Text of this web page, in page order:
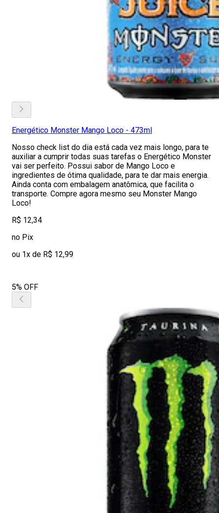
Energético Monster Mango Loco - 473ml
Nosso check list do dia está cada vez mais longo, para te
auxiliar a cumprir todas suas tarefas o Energético Monster
vai ser perfeito. Possui sabor de Mango Loco e
ingredientes de ótima qualidade, para te dar mais energia.
Ainda conta com embalagem anatômica, que facilita o
transporte. Compre agora mesmo seu Monster Mango
Loco!
R$ 12,34
no Pix
ou 1x de R$ 12,99
5% OFF